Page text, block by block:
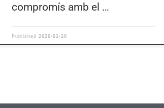
compromís amb el …
Published2020-02-20